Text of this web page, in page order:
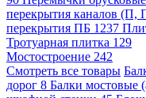
перекрытия каналов
перекрытия ПБ 1237
Тротуарная плитка 129
Мостостроение 242
Смотреть все товары
дорог 8 Балки мостовые